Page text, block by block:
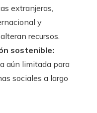
extranjeras,
y
recursos.
sostenible:
aún limitada para
sociales a largo